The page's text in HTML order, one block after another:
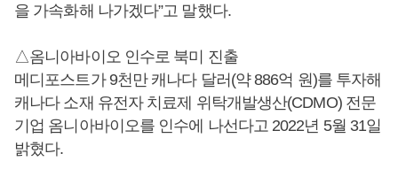
을 가속화해 나가겠다”고 말했다.
△옴니아바이오 인수로 북미 진출
메디포스트가 9천만 캐나다 달러(약 886억 원)를 투자해
캐나다 소재 유전자 치료제 위탁개발생산(CDMO) 전문
기업 옴니아바이오를 인수에 나선다고 2022년 5월 31일
밝혔다.